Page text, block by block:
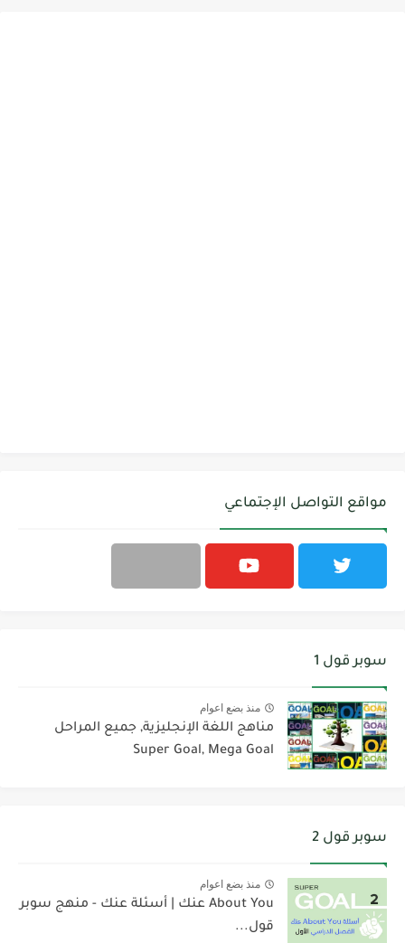
مواقع التواصل الإجتماعي
سوبر قول 1
منذ بضع اعوام
مناهج اللغة الإنجليزية, جميع المراحل
Super Goal, Mega Goal
سوبر قول 2
منذ بضع اعوام
About You عنك | أسئلة عنك - منهج سوبر
قول...